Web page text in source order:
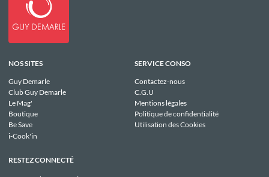
NOS SITES
Guy Demarle
Club Guy Demarle
Le Mag'
Boutique
Be Save
i-Cook'in
SERVICE CONSO
Contactez-nous
C.G.U
Mentions légales
Politique de confidentialité
Utilisation des Cookies
RESTEZ CONNECTÉ